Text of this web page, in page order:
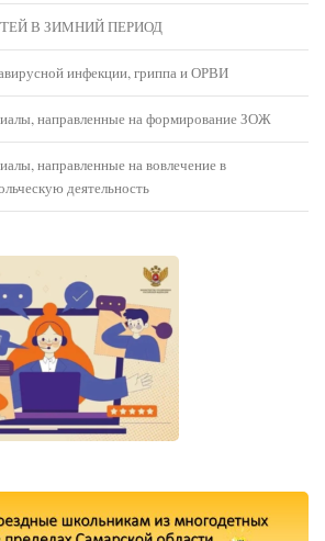
В ЗИМНИЙ ПЕРИОД
инфекции, гриппа и ОРВИ
направленные на формирование ЗОЖ
направленные на вовлечение в
деятельность